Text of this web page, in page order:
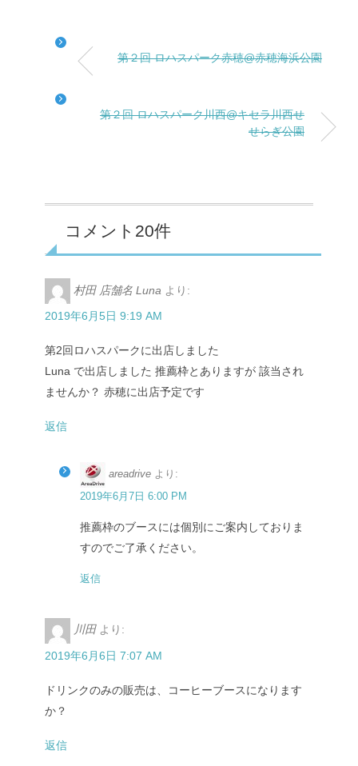
第２回 ロハスパーク赤穂@赤穂海浜公園
第２回 ロハスパーク川西@キセラ川西せ
せらぎ公園
コメント20件
村田 店舗名 Luna より:
2019年6月5日 9:19 AM
第2回ロハスパークに出店しました
Luna で出店しました 推薦枠とありますが 該当され
ませんか？ 赤穂に出店予定です
返信
areadrive より:
2019年6月7日 6:00 PM
推薦枠のブースには個別にご案内しておりま
すのでご了承ください。
返信
川田 より:
2019年6月6日 7:07 AM
ドリンクのみの販売は、コーヒーブースになります
か？
返信